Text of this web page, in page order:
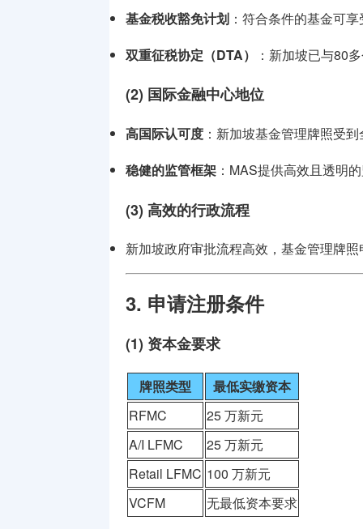
基金税收豁免计划 ：符合条件的基金可
双重征税协定（DTA）
：新加坡已与80
(2) 国际金融中心地位
高国际认可度 ：新加坡基金管理牌照受
稳健的监管框架 ：MAS提供高效且透明
(3) 高效的行政流程
新加坡政府审批流程高效，基金管理牌
3. 申请注册条件
(1) 资本金要求
牌照类型
最低实缴资本
RFMC
25 万新元
A/I LFMC
25 万新元
Retail LFMC 100 万新元
VCFM
无最低资本要求